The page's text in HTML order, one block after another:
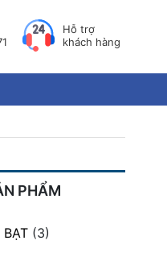
Hỗ trợ
khách hàng
PHẨM
BẠT (3)